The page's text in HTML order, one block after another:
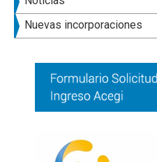
principal
Nuevas incorporaciones